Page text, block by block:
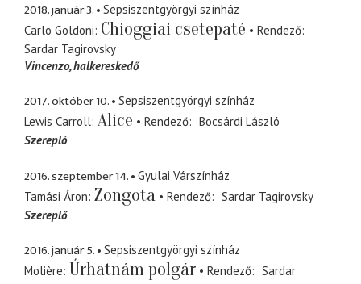
2018. január 3.
Sepsiszentgyörgyi színház
Carlo Goldoni Chioggiai csetepaté
Rendező
Sardar Tagirovsky
Vincenzo halkereskedő
2017. október 10.
Sepsiszentgyörgyi színház
Lewis Carroll Alice Rendező
Bocsárdi László
Szerepló
2016. szeptember 14.
Gyulai Várszínház
Tamási Áron Zongota Rendező
Sardar Tagirovsky
Szereplő
2016. január 5.
Sepsiszentgyörgyi színház
Molière Úrhatnám polgár Rendező
Sardar